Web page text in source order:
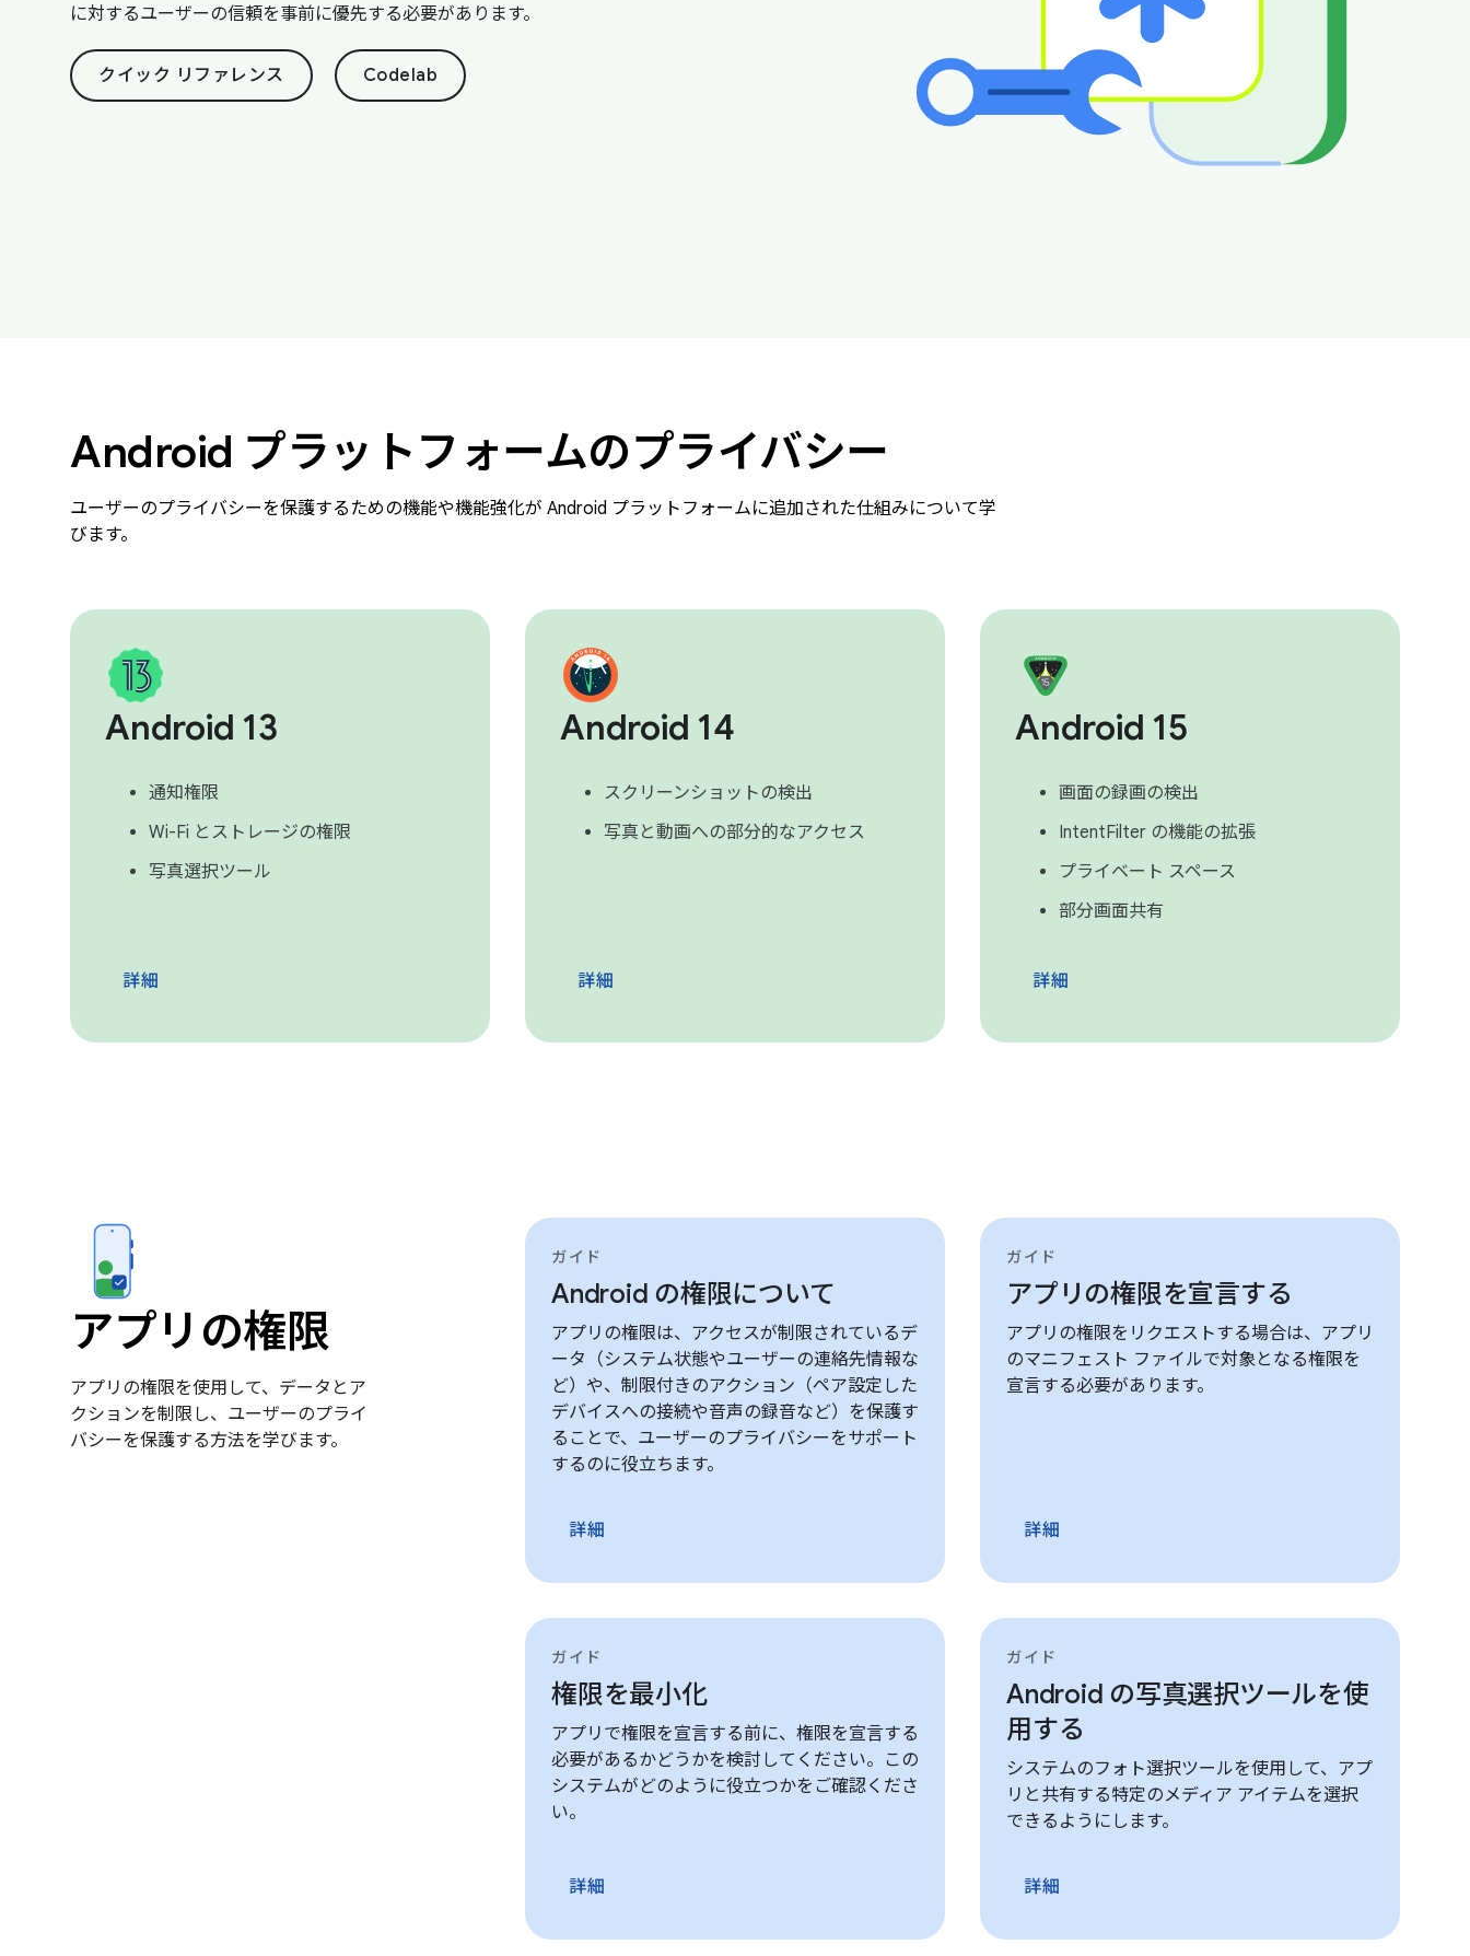
に対するユーザーの信頼を事前に優先する必要があります。
クイック リファレンス Codelab
Android プラットフォームのプライバシー
ユーザーのプライバシーを保護するための機能や機能強化が Android プラットフォームに追加された仕組みについて学
びます。
Android 13
通知権限
Wi-Fi とストレージの権限
写真選択ツール
詳細
Android 14
スクリーンショットの検出
写真と動画への部分的なアクセス
詳細
Android 15
画面の録画の検出
IntentFilter の機能の拡張
プライベート スペース
部分画面共有
詳細
アプリの権限
アプリの権限を使用して、データとア
クションを制限し、ユーザーのプライ
バシーを保護する方法を学びます。
ガイド
Android の権限について
アプリの権限は、アクセスが制限されているデ
ータ（システム状態やユーザーの連絡先情報な
ど）や、制限付きのアクション（ペア設定した
デバイスへの接続や音声の録音など）を保護す
ることで、ユーザーのプライバシーをサポート
するのに役立ちます。
詳細
ガイド
アプリの権限を宣言する
アプリの権限をリクエストする場合は、アプリ
のマニフェスト ファイルで対象となる権限を
宣言する必要があります。
詳細
ガイド
権限を最小化
アプリで権限を宣言する前に、権限を宣言する
必要があるかどうかを検討してください。この
システムがどのように役立つかをご確認くださ
い。
詳細
ガイド
Android の写真選択ツールを使
用する
システムのフォト選択ツールを使用して、アプ
リと共有する特定のメディア アイテムを選択
できるようにします。
詳細